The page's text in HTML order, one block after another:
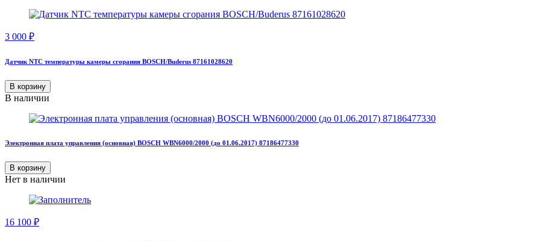
3 000 ₽
Датчик NTC температуры камеры сгорания BOSCH/Buderus 87161028620
В корзину
В наличии
Электронная плата управления (основная) BOSCH WBN6000/2000 (до 01.06.2017) 87186477330
В корзину
Нет в наличии
16 100 ₽